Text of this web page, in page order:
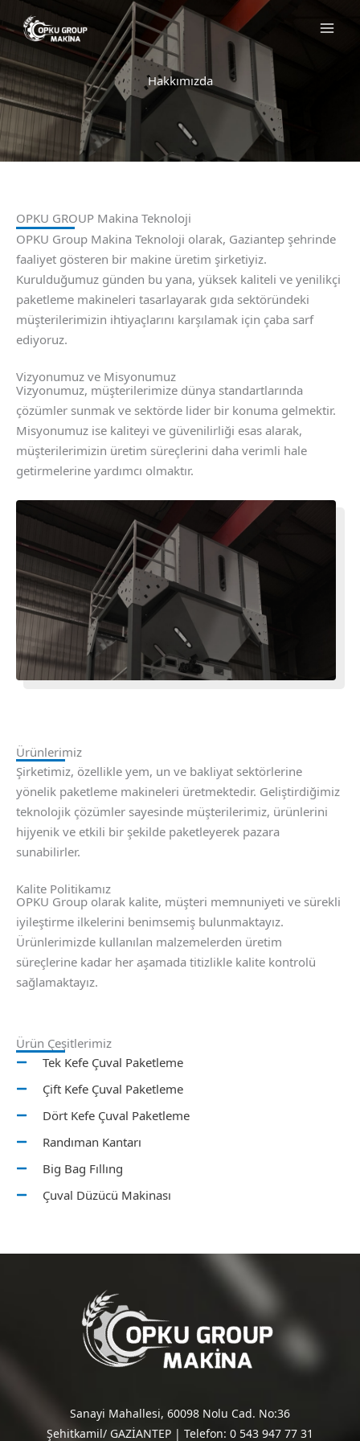
İçeriğe
atla
Hakkımızda
OPKU GROUP Makina Teknoloji
OPKU Group Makina Teknoloji olarak, Gaziantep şehrinde
faaliyet gösteren bir makine üretim şirketiyiz.
Kurulduğumuz günden bu yana, yüksek kaliteli ve yenilikçi
paketleme makineleri tasarlayarak gıda sektöründeki
müşterilerimizin ihtiyaçlarını karşılamak için çaba sarf
ediyoruz.
Vizyonumuz ve Misyonumuz
Vizyonumuz, müşterilerimize dünya standartlarında
çözümler sunmak ve sektörde lider bir konuma gelmektir.
Misyonumuz ise kaliteyi ve güvenilirliği esas alarak,
müşterilerimizin üretim süreçlerini daha verimli hale
getirmelerine yardımcı olmaktır.
Ürünlerimiz
Şirketimiz, özellikle yem, un ve bakliyat sektörlerine
yönelik paketleme makineleri üretmektedir. Geliştirdiğimiz
teknolojik çözümler sayesinde müşterilerimiz, ürünlerini
hijyenik ve etkili bir şekilde paketleyerek pazara
sunabilirler.
Kalite Politikamız
OPKU Group olarak kalite, müşteri memnuniyeti ve sürekli
iyileştirme ilkelerini benimsemiş bulunmaktayız.
Ürünlerimizde kullanılan malzemelerden üretim
süreçlerine kadar her aşamada titizlikle kalite kontrolü
sağlamaktayız.
Ürün Çeşitlerimiz
Tek Kefe Çuval Paketleme
Çift Kefe Çuval Paketleme
Dört Kefe Çuval Paketleme
Randıman Kantarı
Big Bag Fıllıng
Çuval Düzücü Makinası
Sanayi Mahallesi, 60098 Nolu Cad. No:36
Şehitkamil/ GAZİANTEP | Telefon: 0 543 947 77 31